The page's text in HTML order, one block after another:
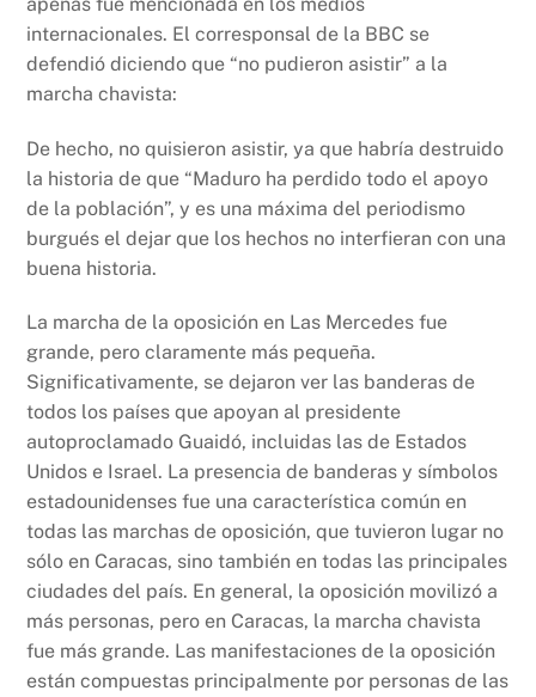
internacionales. El corresponsal de la BBC se
defendió diciendo que “no pudieron asistir” a la
marcha chavista:
De hecho, no quisieron asistir, ya que habría destruido
la historia de que “Maduro ha perdido todo el apoyo
de la población”, y es una máxima del periodismo
burgués el dejar que los hechos no interfieran con una
buena historia.
La marcha de la oposición en Las Mercedes fue
grande, pero claramente más pequeña.
Significativamente, se dejaron ver las banderas de
todos los países que apoyan al presidente
autoproclamado Guaidó, incluidas las de Estados
Unidos e Israel. La presencia de banderas y símbolos
estadounidenses fue una característica común en
todas las marchas de oposición, que tuvieron lugar no
sólo en Caracas, sino también en todas las principales
ciudades del país. En general, la oposición movilizó a
más personas, pero en Caracas, la marcha chavista
fue más grande. Las manifestaciones de la oposición
están compuestas principalmente por personas de las